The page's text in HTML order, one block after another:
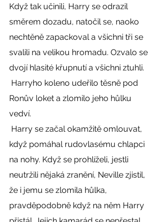
Když tak učinili, Harry se odrazil
směrem dozadu, natočil se, naoko
nechtěně zapackoval a všichni tři se
svalili na velikou hromadu. Ozvalo se
dvojí hlasité křupnutí a všichni ztuhli.
Ronův loket a zlomilo jeho hůlku
vedví.
když pomáhal rudovlasému chlapci
na nohy. Když se prohlíželi, jestli
neutržili nějaká zranění, Neville zjistil,
že i jemu se zlomila hůlka,
pravděpodobně když na něm Harry